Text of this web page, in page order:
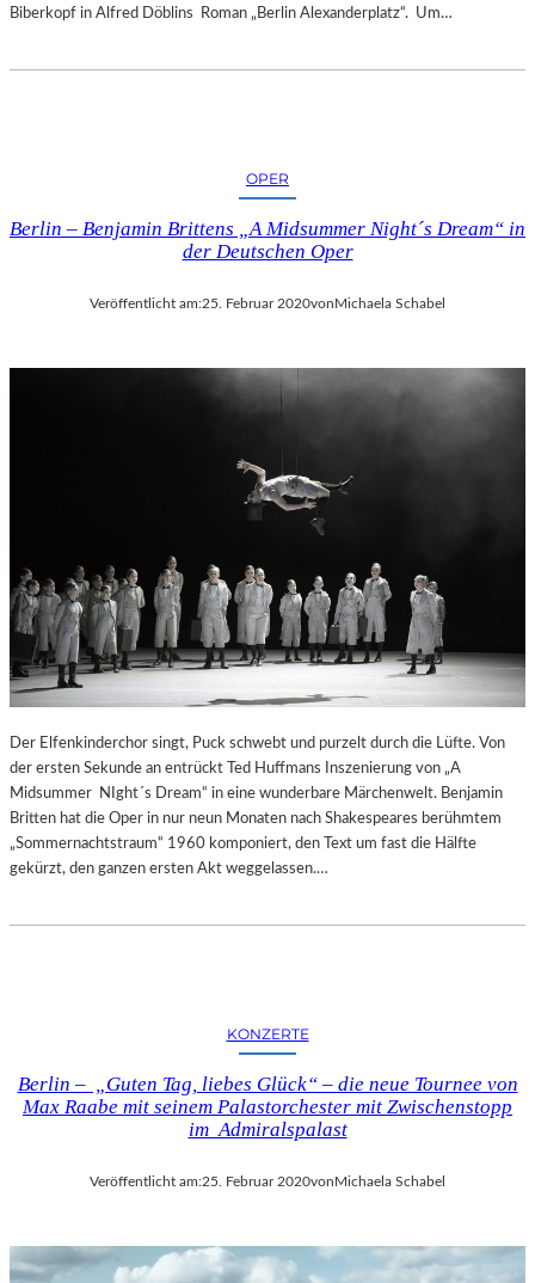
Biberkopf in Alfred Döblins Roman „Berlin Alexanderplatz“. Um…
OPER
Berlin – Benjamin Brittens „A Midsummer Night´s Dream“ in
der Deutschen Oper
Veröffentlicht am:25. Februar 2020vonMichaela Schabel
Der Elfenkinderchor singt, Puck schwebt und purzelt durch die Lüfte. Von
der ersten Sekunde an entrückt Ted Huffmans Inszenierung von „A
Midsummer NIght´s Dream“ in eine wunderbare Märchenwelt. Benjamin
Britten hat die Oper in nur neun Monaten nach Shakespeares berühmtem
„Sommernachtstraum“ 1960 komponiert, den Text um fast die Hälfte
gekürzt, den ganzen ersten Akt weggelassen.…
KONZERTE
Berlin – „Guten Tag, liebes Glück“ – die neue Tournee von
Max Raabe mit seinem Palastorchester mit Zwischenstopp
im Admiralspalast
Veröffentlicht am:25. Februar 2020vonMichaela Schabel